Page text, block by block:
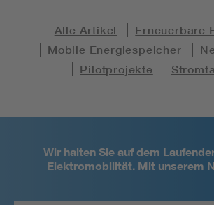
Alle Artikel
Erneuerbare
Mobile Energiespeicher
Pilotprojekte
Wir halten Sie auf dem
Elektromobilität. Mit unserem